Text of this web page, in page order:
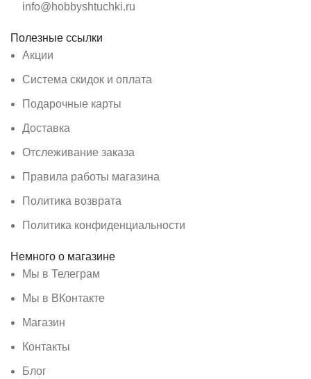
info@hobbyshtuchki.ru
Полезные ссылки
Акции
Система скидок и оплата
Подарочные карты
Доставка
Отслеживание заказа
Правила работы магазина
Политика возврата
Политика конфиденциальности
Немного о магазине
Мы в Телеграм
Мы в ВКонтакте
Магазин
Контакты
Блог